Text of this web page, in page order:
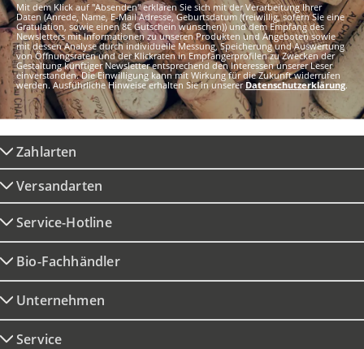
Mit dem Klick auf "Absenden" erklären Sie sich mit der Verarbeitung Ihrer
Daten (Anrede, Name, E-Mail Adresse, Geburtsdatum (freiwillig, sofern Sie eine
Gratulation, sowie einen 8€ Gutschein wünschen)) und dem Empfang des
Newsletters mit Informationen zu unseren Produkten und Angeboten sowie
mit dessen Analyse durch individuelle Messung, Speicherung und Auswertung
von Öffnungsraten und der Klickraten in Empfängerprofilen zu Zwecken der
Gestaltung künftiger Newsletter entsprechend den Interessen unserer Leser
einverstanden. Die Einwilligung kann mit Wirkung für die Zukunft widerrufen
werden. Ausführliche Hinweise erhalten Sie in unsererDatenschutzerklärung.
Zahlarten
Versandarten
Service-Hotline
Bio-Fachhändler
Unternehmen
Service